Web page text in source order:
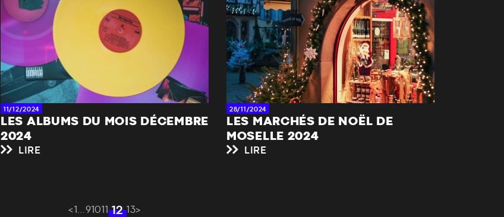
11/12/2024
LES ALBUMS DU MOIS DÉCEMBRE
2024
LIRE
28/11/2024
LES MARCHÉS DE NOËL DE
MOSELLE 2024
LIRE
<1 …91011 12 13>